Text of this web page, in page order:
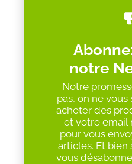
notre
Notre
pas, on ne
acheter des
et votre email
pour vous
articles. Et bien
vous